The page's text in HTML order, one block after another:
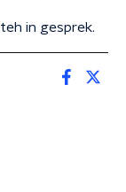
in gesprek.